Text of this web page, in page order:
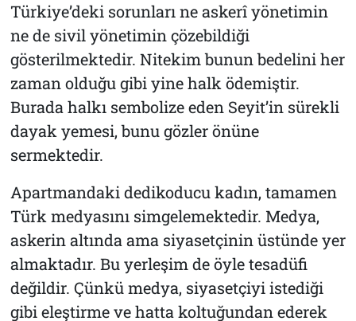
Türkiye’deki sorunları ne askerî yönetimin
ne de sivil yönetimin çözebildiği
gösterilmektedir. Nitekim bunun bedelini her
zaman olduğu gibi yine halk ödemiştir.
Burada halkı sembolize eden Seyit’in sürekli
dayak yemesi, bunu gözler önüne
sermektedir.
Apartmandaki dedikoducu kadın, tamamen
Türk medyasını simgelemektedir. Medya,
askerin altında ama siyasetçinin üstünde yer
almaktadır. Bu yerleşim de öyle tesadüfi
değildir. Çünkü medya, siyasetçiyi istediği
gibi eleştirme ve hatta koltuğundan ederek